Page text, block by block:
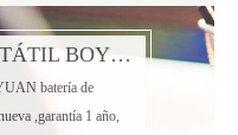
BATERÍA PARA PORTÁTIL BOYUAN BATERÍA
batería de
,garantía 1 año,